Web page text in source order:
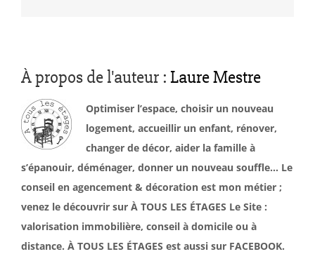
À propos de l'auteur : Laure Mestre
Optimiser l’espace, choisir un nouveau
logement, accueillir un enfant, rénover,
changer de décor, aider la famille à
s’épanouir, déménager, donner un nouveau souffle… Le
conseil en agencement & décoration est mon métier ;
venez le découvrir sur À TOUS LES ÉTAGES Le Site :
valorisation immobilière, conseil à domicile ou à
distance. À TOUS LES ÉTAGES est aussi sur FACEBOOK.